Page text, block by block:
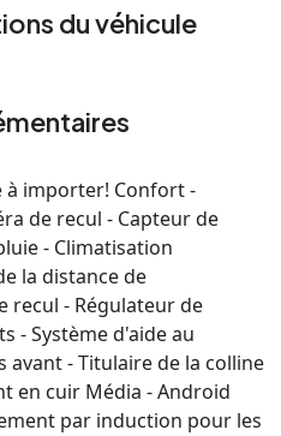
du véhicule
à importer! Confort -
de recul - Capteur de
- Climatisation
la distance de
recul - Régulateur de
- Système d'aide au
- Titulaire de la colline
en cuir Média - Android
par induction pour les